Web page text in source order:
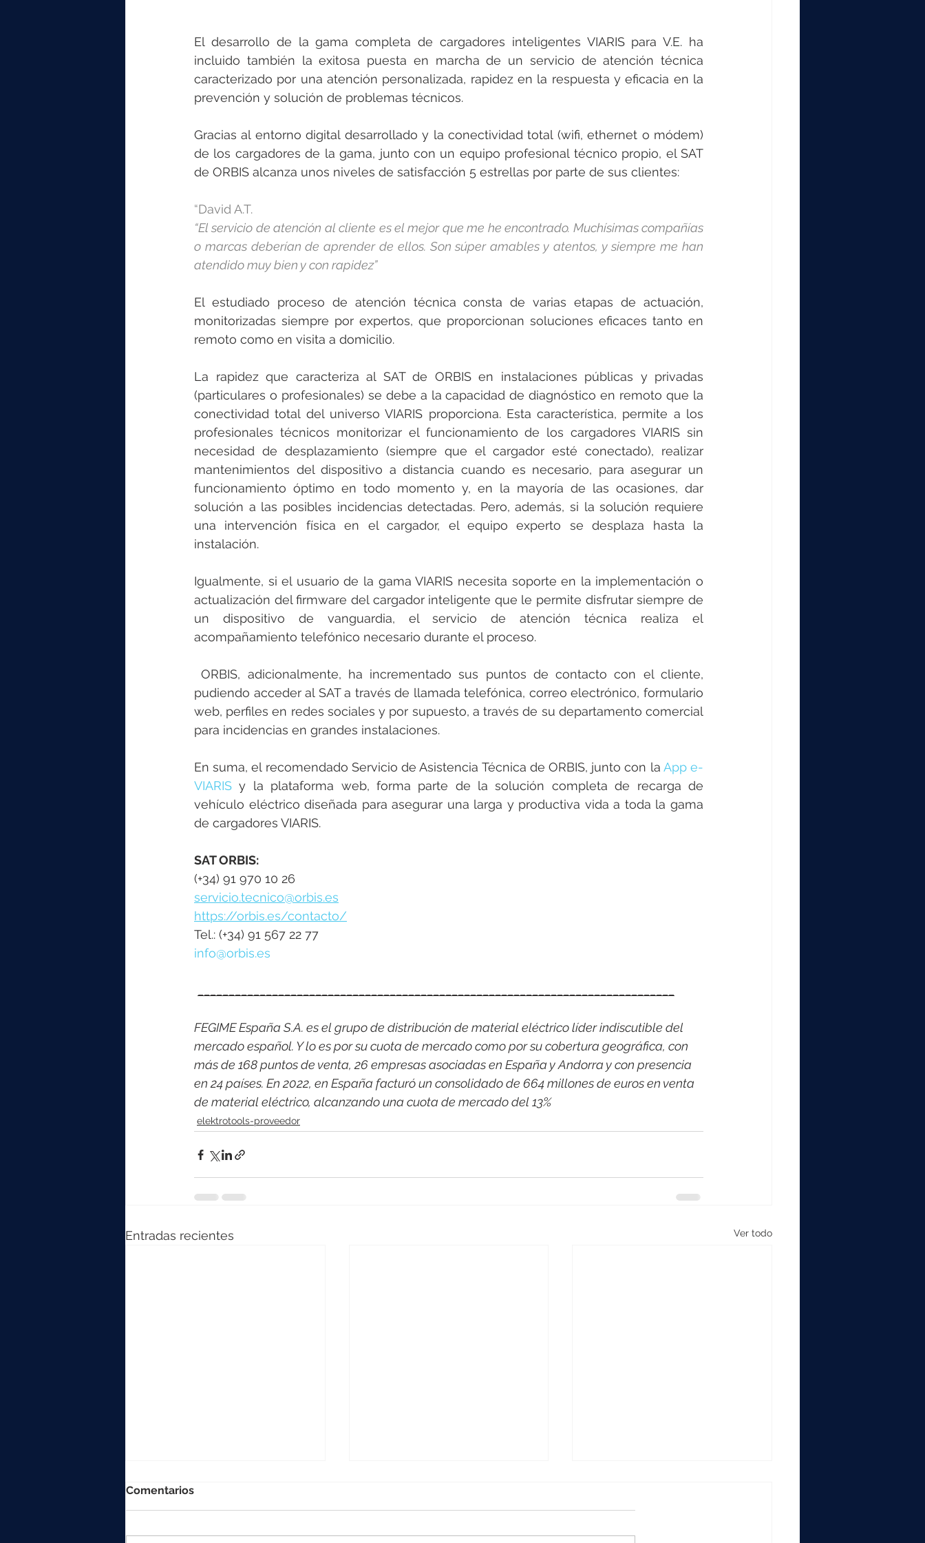
El desarrollo de la gama completa de cargadores inteligentes VIARIS para V.E. ha
incluido también la exitosa puesta en marcha de un servicio de atención técnica
caracterizado por una atención personalizada, rapidez en la respuesta y eficacia en la
prevención y solución de problemas técnicos.
Gracias al entorno digital desarrollado y la conectividad total (wifi, ethernet o módem)
de los cargadores de la gama, junto con un equipo profesional técnico propio, el SAT
de ORBIS alcanza unos niveles de satisfacción 5 estrellas por parte de sus clientes:
“David A.T.
“El servicio de atención al cliente es el mejor que me he encontrado. Muchísimas compañías
o marcas deberían de aprender de ellos. Son súper amables y atentos, y siempre me han
atendido muy bien y con rapidez”
El estudiado proceso de atención técnica consta de varias etapas de actuación,
monitorizadas siempre por expertos, que proporcionan soluciones eficaces tanto en
remoto como en visita a domicilio.
La rapidez que caracteriza al SAT de ORBIS en instalaciones públicas y privadas
(particulares o profesionales) se debe a la capacidad de diagnóstico en remoto que la
conectividad total del universo VIARIS proporciona. Esta característica, permite a los
profesionales técnicos monitorizar el funcionamiento de los cargadores VIARIS sin
necesidad de desplazamiento (siempre que el cargador esté conectado), realizar
mantenimientos del dispositivo a distancia cuando es necesario, para asegurar un
funcionamiento óptimo en todo momento y, en la mayoría de las ocasiones, dar
solución a las posibles incidencias detectadas. Pero, además, si la solución requiere
una intervención física en el cargador, el equipo experto se desplaza hasta la
instalación.
Igualmente, si el usuario de la gama VIARIS necesita soporte en la implementación o
actualización del firmware del cargador inteligente que le permite disfrutar siempre de
un dispositivo de vanguardia, el servicio de atención técnica realiza el
acompañamiento telefónico necesario durante el proceso.
ORBIS, adicionalmente, ha incrementado sus puntos de contacto con el cliente,
pudiendo acceder al SAT a través de llamada telefónica, correo electrónico, formulario
web, perfiles en redes sociales y por supuesto, a través de su departamento comercial
para incidencias en grandes instalaciones.
En suma, el recomendado Servicio de Asistencia Técnica de ORBIS, junto con la App e-
VIARIS y la plataforma web, forma parte de la solución completa de recarga de
vehículo eléctrico diseñada para asegurar una larga y productiva vida a toda la gama
de cargadores VIARIS.
SAT ORBIS:
(+34) 91 970 10 26
servicio.tecnico@orbis.es
https://orbis.es/contacto/
Tel.: (+34) 91 567 22 77
info@orbis.es
FEGIME España S.A. es el grupo de distribución de material eléctrico líder indiscutible del
mercado español. Y lo es por su cuota de mercado como por su cobertura geográfica, con
más de 168 puntos de venta, 26 empresas asociadas en España y Andorra y con presencia
en 24 países. En 2022, en España facturó un consolidado de 664 millones de euros en venta
de material eléctrico, alcanzando una cuota de mercado del 13%
elektrotools-proveedor
Entradas recientes Ver todo
Comentarios